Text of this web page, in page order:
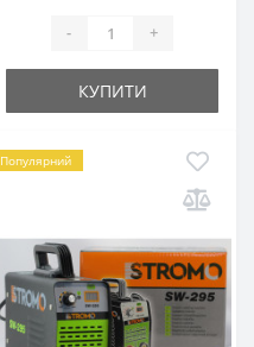
- +
КУПИТИ
Популярний